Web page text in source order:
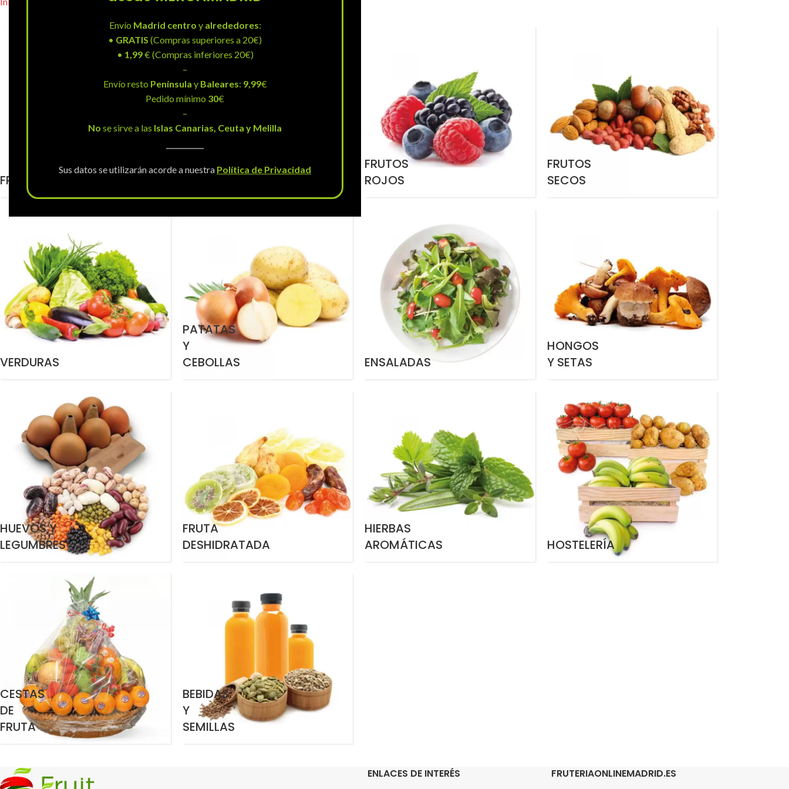
Envío Madrid centro y alrededores:
• GRATIS (Compras superiores a 20€)
• 1,99€ (Compras inferiores 20€)
–
Envío resto Península y Baleares: 9,99€
Pedido mínimo 30€
–
No se sirve a las Islas Canarias, Ceuta y Melilla
Sus datos se utilizarán acorde a nuestra Política de Privacidad
FRUTA
FRUTA
TROPICAL
FRUTOS
ROJOS
FRUTOS
SECOS
VERDURAS
PATATAS
Y
CEBOLLAS
ENSALADAS
HONGOS
Y SETAS
HUEVOS Y
LEGUMBRES
FRUTA
DESHIDRATADA
HIERBAS
AROMÁTICAS
HOSTELERÍA
CESTAS
DE
FRUTA
BEBIDAS
Y
SEMILLAS
ENLACES DE INTERÉS FRUTERIAONLINEMADRID.ES